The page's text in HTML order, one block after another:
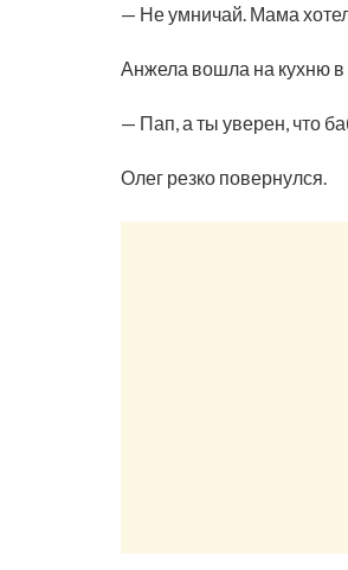
— Не умничай. Мама
Анжела вошла на кухню в
— Пап, а ты уверен, что
Олег резко повернулся.